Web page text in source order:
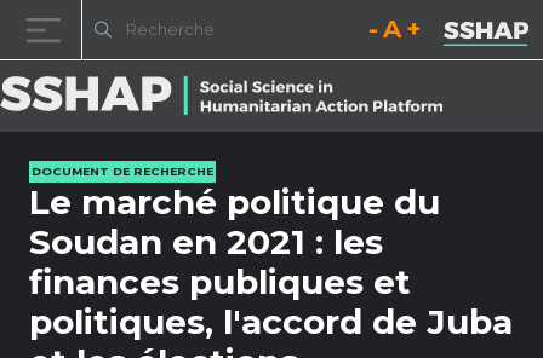
Diminuez la taille de la
Réinitialisez la
DOCUMENT DE RECHERCHE
Le marché politique du
Soudan en 2021 : les
finances publiques et
politiques, l'accord de Juba